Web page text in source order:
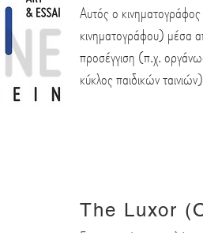
Αυτός ο
κινηματογράφου) μέσα
προσέγγιση (π.χ.
κύκλος παιδικών
The Luxor